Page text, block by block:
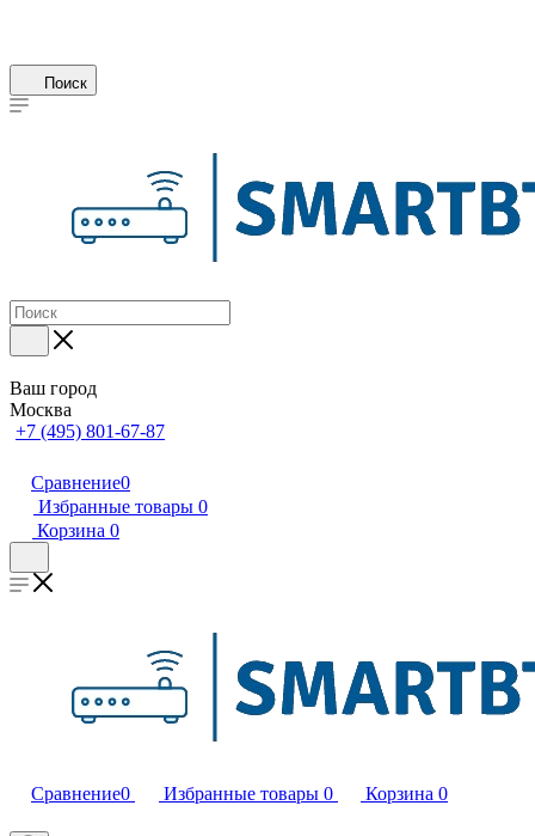
Поиск
Ваш город
Москва
+7 (495) 801-67-87
Сравнение0
Избранные товары 0
Корзина 0
Сравнение0 Избранные товары 0 Корзина 0